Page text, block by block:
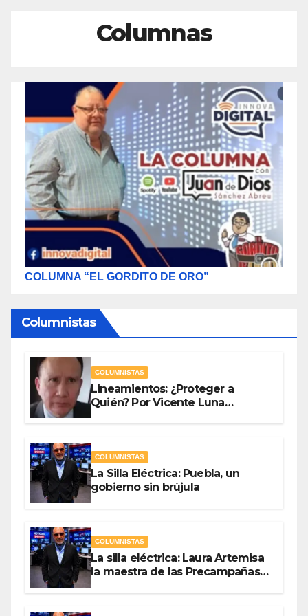
Columnas
COLUMNA “EL GORDITO DE ORO”
Columnistas
COLUMNISTAS
Lineamientos: ¿Proteger a
Quién? Por Vicente Luna
COLUMNISTAS
La Silla Eléctrica: Puebla, un
gobierno sin brújula
COLUMNISTAS
La silla eléctrica: Laura Artemisa
la maestra de las Precampañas